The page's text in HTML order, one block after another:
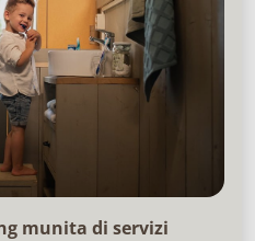
munita di servizi